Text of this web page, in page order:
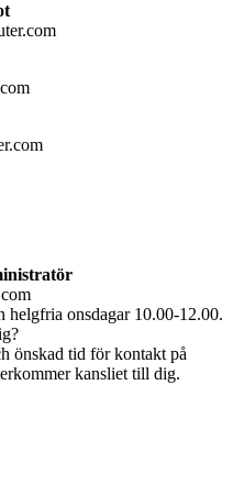
helgfria onsdagar 10.00-12.00.
önskad tid för kontakt på
kansliet till dig.